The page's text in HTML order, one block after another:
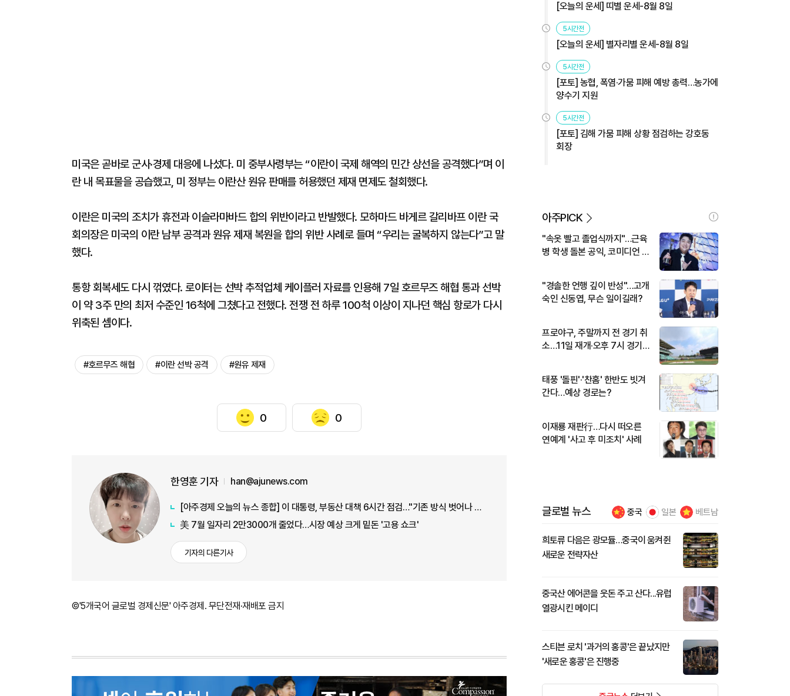
미국은 곧바로 군사·경제 대응에 나섰다. 미 중부사령부는 “이란이 국제 해역의 민간 상선을 공격했다”며 이
란 내 목표물을 공습했고, 미 정부는 이란산 원유 판매를 허용했던 제재 면제도 철회했다.
이란은 미국의 조치가 휴전과 이슬라마바드 합의 위반이라고 반발했다. 모하마드 바게르 갈리바프 이란 국
회의장은 미국의 이란 남부 공격과 원유 제재 복원을 합의 위반 사례로 들며 “우리는 굴복하지 않는다”고 말
했다.
통항 회복세도 다시 꺾였다. 로이터는 선박 추적업체 케이플러 자료를 인용해 7일 호르무즈 해협 통과 선박
이 약 3주 만의 최저 수준인 16척에 그쳤다고 전했다. 전쟁 전 하루 100척 이상이 지나던 핵심 항로가 다시
위축된 셈이다.
#호르무즈 해협 #이란 선박 공격 #원유 제재
0 0
한영훈 기자 han@ajunews.com
[아주경제 오늘의 뉴스 종합] 이 대통령, 부동산 대책 6시간 점검…"기존 방식 벗어나 과감히 실행" 外
美 7월 일자리 2만3000개 줄었다…시장 예상 크게 밑돈 '고용 쇼크'
기자의 다른기사
©'5개국어 글로벌 경제신문' 아주경제. 무단전재·재배포 금지
[오늘의 운세] 띠별 운세-8월 8일
5시간전
[오늘의 운세] 별자리별 운세-8월 8일
5시간전
[포토] 농협, 폭염·가뭄 피해 예방 총력…농가에
양수기 지원
5시간전
[포토] 김해 가뭄 피해 상황 점검하는 강호동
회장
아주PICK
"속옷 빨고 졸업식까지"…근육
병 학생 돌본 공익, 코미디언 김
"경솔한 언행 깊이 반성"…고개
숙인 신동엽, 무슨 일이길래?
프로야구, 주말까지 전 경기 취
소…11일 재개·오후 7시 경기
태풍 '돌핀'·'찬홈' 한반도 빗겨
간다…예상 경로는?
이재룡 재판行…다시 떠오른
연예계 '사고 후 미조치' 사례
글로벌 뉴스 중국 일본 베트남
희토류 다음은 광모듈…중국이 움켜쥔
새로운 전략자산
중국산 에어콘을 웃돈 주고 산다...유럽
열광시킨 메이디
스티븐 로치 '과거의 홍콩'은 끝났지만
'새로운 홍콩'은 진행중